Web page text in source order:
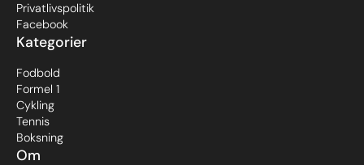
Om
Kategorier
Fodbold
Formel 1
Cykling
Tennis
Boksning
Privatlivspolitik
Facebook